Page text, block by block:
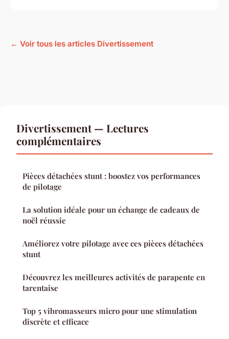
← Voir tous les articles Divertissement
Divertissement — Lectures
complémentaires
Pièces détachées stunt : boostez vos performances
de pilotage
La solution idéale pour un échange de cadeaux de
noël réussie
Améliorez votre pilotage avec ces pièces détachées
stunt
Découvrez les meilleures activités de parapente en
tarentaise
Top 5 vibromasseurs micro pour une stimulation
discrète et efficace